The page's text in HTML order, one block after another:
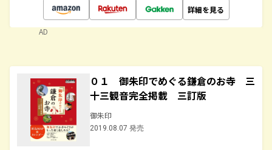
詳細を見る
AD
０１ 御朱印でめぐる鎌倉のお寺 三
十三観音完全掲載 三訂版
御朱印
2019.08.07 発売